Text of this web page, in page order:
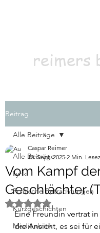
reimers
Beitrag
Alle Beiträge
Lyrik
Politische Betrachtungen
Kurzgeschichten
Medienkritik
Alle Beiträge
Vom Kampf
Geschlächter
Caspar Reimer
10. Sept. 2025 2 Min.
Mit NaN von 5
Eine Freundin vertrat
die Ansicht, es sei für